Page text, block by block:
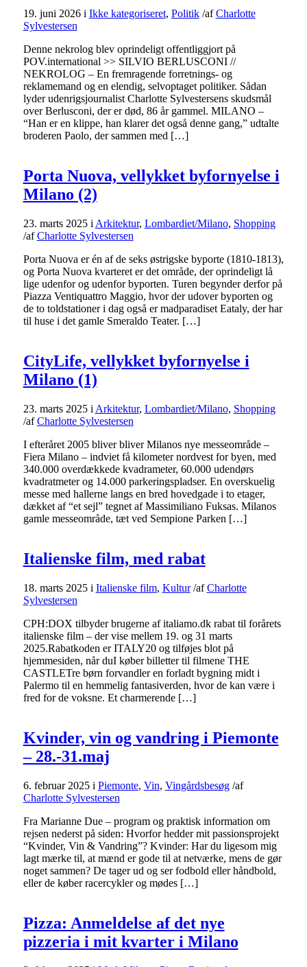
19. juni 2026 i Ikke kategoriseret, Politik /afCharlotte
Sylvestersen
Denne nekrolog blev oprindeligt offentliggjort på
POV.international >> SILVIO BERLUSCONI //
NEKROLOG – En fremragende forretnings- og
reklamemand og en elendig, selvoptaget politiker. Sådan
lyder udenrigsjournalist Charlotte Sylvestersens skudsmål
over Berlusconi, der er død, 86 år gammel. MILANO –
“Han er en klippe, han klarer det også denne gang,” udtalte
broderen Paolo, der sammen med […]
Porta Nuova, vellykket byfornyelse i
Milano (2)
23. marts 2025 i Arkitektur, Lombardiet/Milano, Shopping
/afCharlotte Sylvestersen
Porta Nuova er én af de seks østrigske byporte (1810-1813),
og Porta Nuova kvarteret er det område, der oprindeligt lå
lige udenfor og udenfor byporten. Turen begynder derfor på
Piazza Ventiquattro Maggio, hvor der udover byporten og
de to toldstationer i dag også er madparadiset Eataly, der har
til huse i det gamle Smeraldo Teater. […]
CityLife, vellykket byfornyelse i
Milano (1)
23. marts 2025 i Arkitektur, Lombardiet/Milano, Shopping
/afCharlotte Sylvestersen
I efteråret 2005 bliver bliver Milanos nye messeområde –
Fiera Milano – indviet få kilometer nordvest for byen, med
340.000 overdækkede kvadrameter, 60.000 udendørs
kvadratmeter og 14.000 parkeringspladser. En overskuelig
messe med hallerne langs en bred hovedgade i to etager,
dækket af “et sejl” tegnet af Massimiliano Fuksas. Milanos
gamle messeområde, tæt ved Sempione Parken […]
Italienske film, med rabat
18. marts 2025 i Italienske film, Kultur /afCharlotte
Sylvestersen
CPH:DOX tilbyder brugerne af italiamo.dk rabat til forårets
italienske film – der vise mellem 19. og 31 marts
2025.Rabatkoden er ITALY20 og tilføjes blot på
hjemmesiden, når duI køber billetter til filmene THE
CASTLETre børn forvandler en forladt bygning midt i
Palermo til en hemmelig fantasiverden, hvor de kan være i
fred for de voksne. Et charmerende […]
Kvinder, vin og vandring i Piemonte
– 28.-31.maj
6. februar 2025 i Piemonte, Vin, Vingårdsbesøg /af
Charlotte Sylvestersen
Fra Marianne Due – program og praktisk information om
rejsen nederst på siden: Hvorfor hedder mit passionsprojekt
“Kvinder, Vin & Vandring”? Kvinder: Har du ligesom mig
lagt mærke til, at mænd er gode til at netværke, mens de gør
noget sammen? De tager ud og ser fodbold eller håndbold,
eller de køber racercykler og mødes […]
Pizza: Anmeldelse af det nye
pizzeria i mit kvarter i Milano